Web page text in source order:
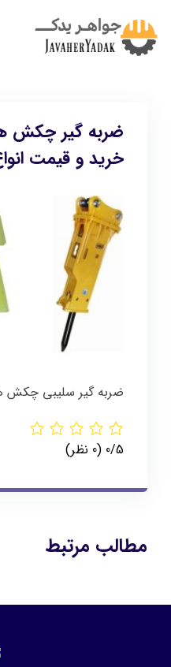
ضربه گیر چکش
خرید و قیمت
ضربه گیر سلیبی چکش
‫0/5 ‫(0 نظر)
مطالب مرتبط